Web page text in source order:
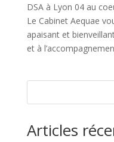
DSA à Lyon 04 au
Le Cabinet Aequae
apaisant et
et à
Articles